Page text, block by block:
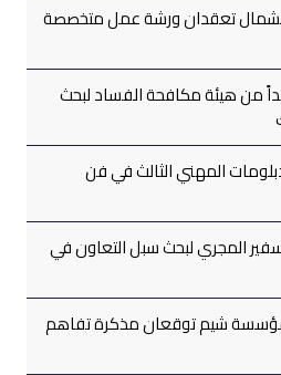
تعقدان ورشة عمل متخصصة
من هيئة مكافحة الفساد لبحث
المهني الثالث في فن
المجري لبحث سبل التعاون في
شيم توقعان مذكرة تفاهم